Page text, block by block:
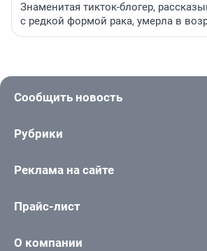
Знаменитая тикток-блогер,
с редкой формой рака, умерла в
Сообщить новость
Рубрики
Реклама на сайте
Прайс-лист
О компании